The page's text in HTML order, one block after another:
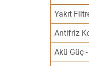
Yakıt
Antifriz
Akü Güç